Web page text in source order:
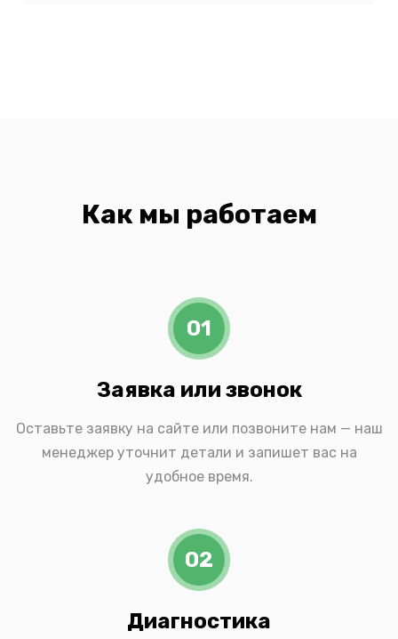
Как мы работаем
01
Заявка или звонок
Оставьте заявку на сайте или позвоните нам — наш
менеджер уточнит детали и запишет вас на
удобное время.
02
Диагностика